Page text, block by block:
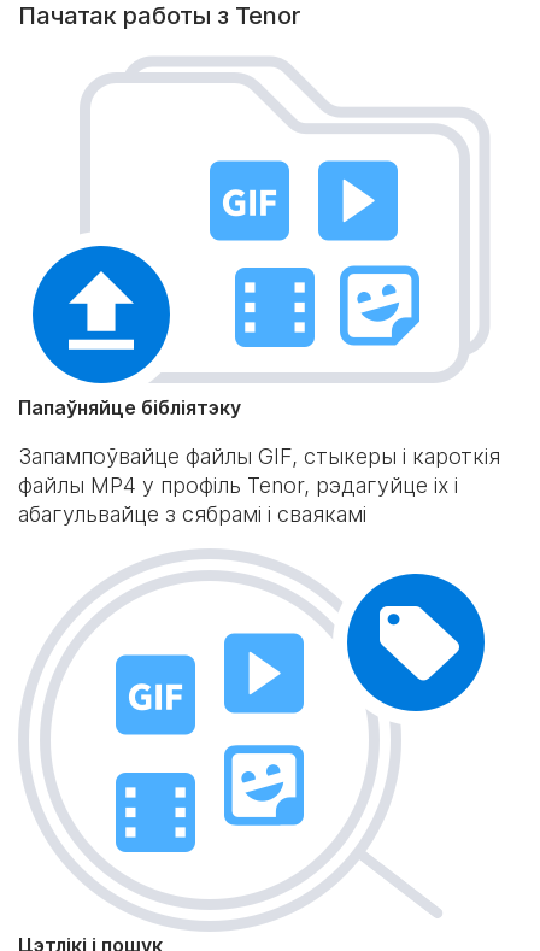
Пачатак работы з Tenor
Папаўняйце бібліятэку
Запампоўвайце файлы GIF, стыкеры і кароткія
файлы MP4 у профіль Tenor, рэдагуйце іх і
абагульвайце з сябрамі і сваякамі
Цэтлікі і пошук